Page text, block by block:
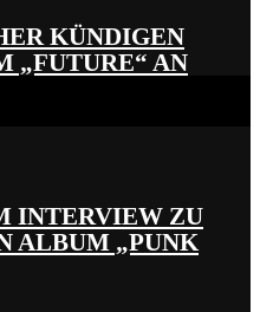
KÜNDIGEN
„FUTURE“ AN
INTERVIEW ZU
ALBUM „PUNK